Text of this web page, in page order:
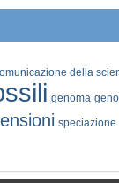
della
genoma
speciazione